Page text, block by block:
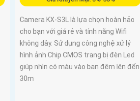
Camera KX-S3L là lựa chọn hoàn hảo
cho bạn với giá rẻ và tính năng Wifi
không dây. Sử dụng công nghệ xử lý
hình ảnh Chip CMOS trang bị đèn Led
giúp nhìn có màu vào ban đêm lên đến
30m